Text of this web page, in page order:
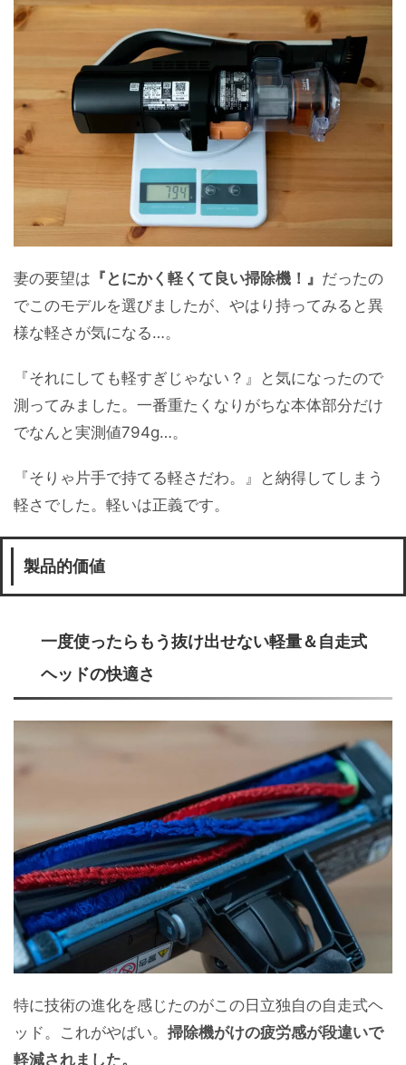
妻の要望は 『とにかく軽くて良い掃除機！』 だったの
でこのモデルを選びましたが、やはり持ってみると異
様な軽さが気になる…。
『それにしても軽すぎじゃない？』と気になったので
測ってみました。一番重たくなりがちな本体部分だけ
でなんと実測値794g…。
『そりゃ片手で持てる軽さだわ。』と納得してしまう
軽さでした。軽いは正義です。
製品的価値
一度使ったらもう抜け出せない軽量＆自走式
ヘッドの快適さ
特に技術の進化を感じたのがこの日立独自の自走式ヘ
ッド。これがやばい。 掃除機がけの疲労感が段違いで
軽減されました。